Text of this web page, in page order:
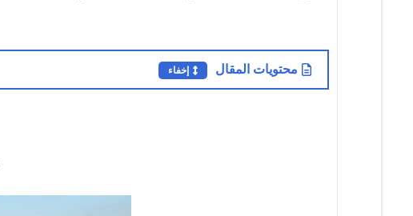
محتويات المقال إخفاء